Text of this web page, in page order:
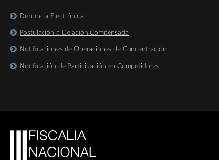
Denuncia Electrónica
Postulación a Delación Compensada
Notificaciones de Operaciones de Concentración
Notificación de Participación en Competidores